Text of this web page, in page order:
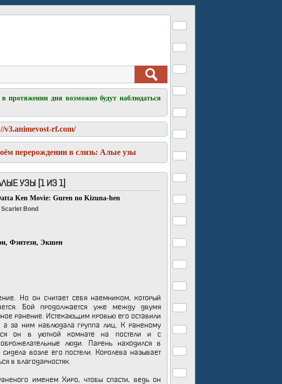
протяжении дня возможно будут наблюдаться
v3.animevost-rf.com/
перерождении в слизь: Алые узы
УЗЫ [1 ИЗ 1]
Ken Movie: Guren no Kizuna-hen
Bond
, Фэнтези, Экшен
Но он считает себя наемником, который
Бой продолжается уже между двумя
ранение. Истекающим кровью его оставили
за ним наблюдала группа лиц. К раненому
он в уютной комнате на постели и с
люди. Парень находился в
возле его постели. Королева называет
в благодарностях.
именем Хиро, чтобы спасти, ведь он